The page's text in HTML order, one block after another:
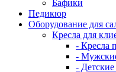
Бафики
Педикюр
Оборудование для
Кресла для
- Кресла
-
-